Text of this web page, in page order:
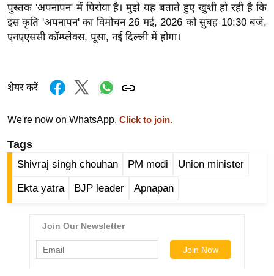
न्यू
ज
ब्री
नो
ज
न
ज
ग
त
पुस्तक 'अपनापन' में पिरोया है। मुझे यह बताते हुए खुशी हो रही है कि
इस कृति 'अपनापन' का विमोचन 26 मई, 2026 को सुबह 10:30 बजे,
एनएएससी कॉम्प्लेक्स, पूसा, नई दिल्ली में होगा।
शेयर करें
We're now on WhatsApp. Click to join.
Tags
Shivraj singh chouhan PM modi Union minister
Ekta yatra BJP leader Apnapan